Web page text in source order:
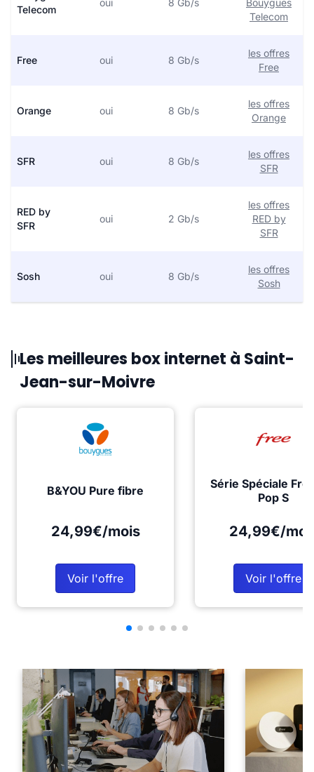
Telecom
oui 8 Gb/s
Bouygues
Telecom
Free oui 8 Gb/s
les offres
Free
Orange oui 8 Gb/s
les offres
Orange
SFR oui 8 Gb/s
les offres
SFR
RED by
SFR
oui 2 Gb/s
les offres
RED by
SFR
Sosh oui 8 Gb/s
les offres
Sosh
Les meilleures box internet à Saint-
Jean-sur-Moivre
B&YOU Pure fibre
24,99€/mois
Voir l'offre
Série Spéciale
Pop S
24,99€/
Voir l'offre